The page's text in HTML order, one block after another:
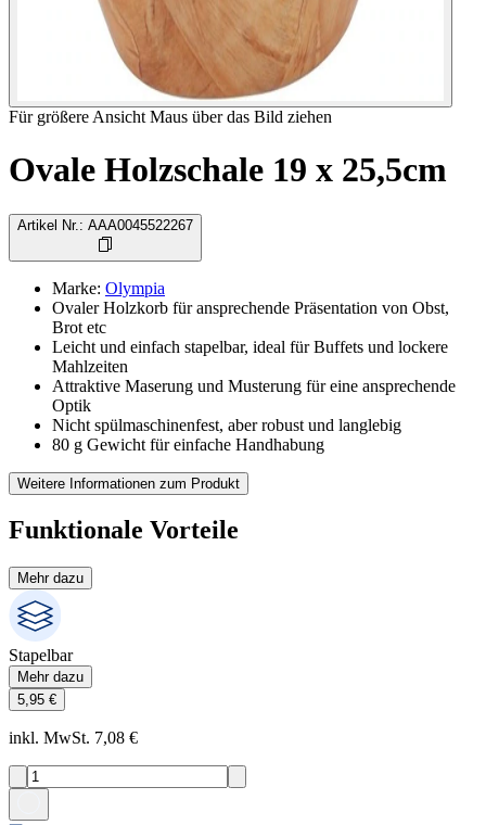
Für größere Ansicht Maus über das Bild ziehen
Ovale Holzschale 19 x 25,5cm
Artikel Nr. : AAA0045522267
Marke: Olympia
Ovaler Holzkorb für ansprechende Präsentation von Obst,
Brot etc
Leicht und einfach stapelbar, ideal für Buffets und lockere
Mahlzeiten
Attraktive Maserung und Musterung für eine ansprechende
Optik
Nicht spülmaschinenfest, aber robust und langlebig
80 g Gewicht für einfache Handhabung
Weitere Informationen zum Produkt
Funktionale Vorteile
Mehr dazu
Stapelbar
Mehr dazu
5,95 €
inkl. MwSt. 7,08 €